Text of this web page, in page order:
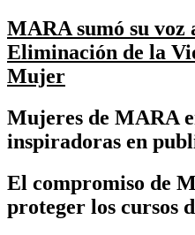
MARA sumó su voz
Eliminación de la
Mujer
Mujeres de MARA
inspiradoras en
El compromiso de
proteger los cursos